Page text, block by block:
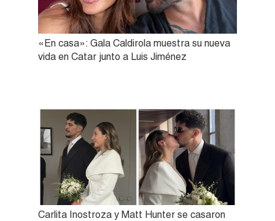
«En casa»: Gala Caldirola muestra su nueva
vida en Catar junto a Luis Jiménez
Carlita Inostroza y Matt Hunter se casaron